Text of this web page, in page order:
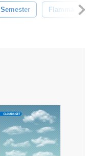
Semester Flamma